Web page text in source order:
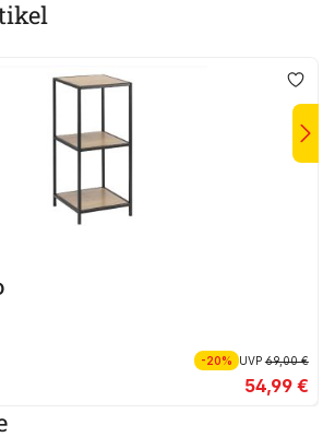
-20% UVP69,00 €
54,99 €